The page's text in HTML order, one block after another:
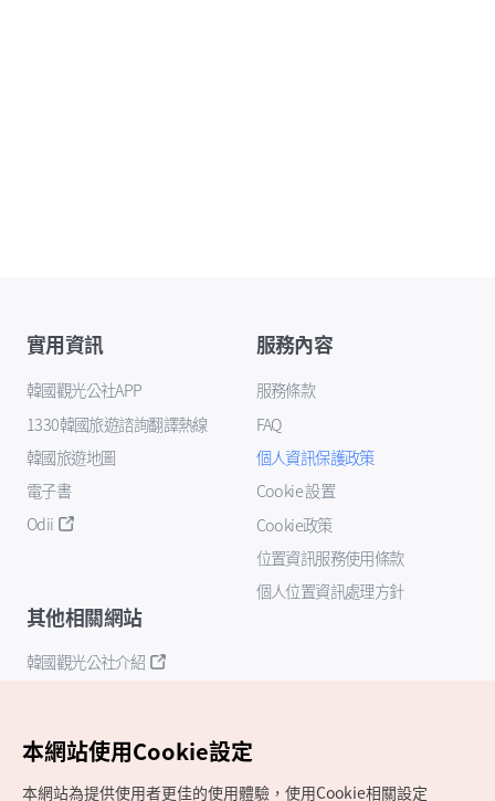
實用資訊
韓國觀光公社APP
1330韓國旅遊諮詢翻譯熱線
韓國旅遊地圖
電子書
Odii
服務內容
服務條款
FAQ
個人資訊保護政策
Cookie 設置
Cookie政策
位置資訊服務使用條款
個人位置資訊處理方針
其他相關網站
韓國觀光公社介紹
本網站使用Cookie設定
本網站為提供使用者更佳的使用體驗，使用Cookie相關設定